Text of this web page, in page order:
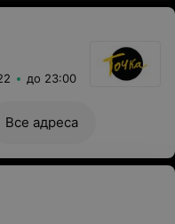
до 23:00
Все адреса